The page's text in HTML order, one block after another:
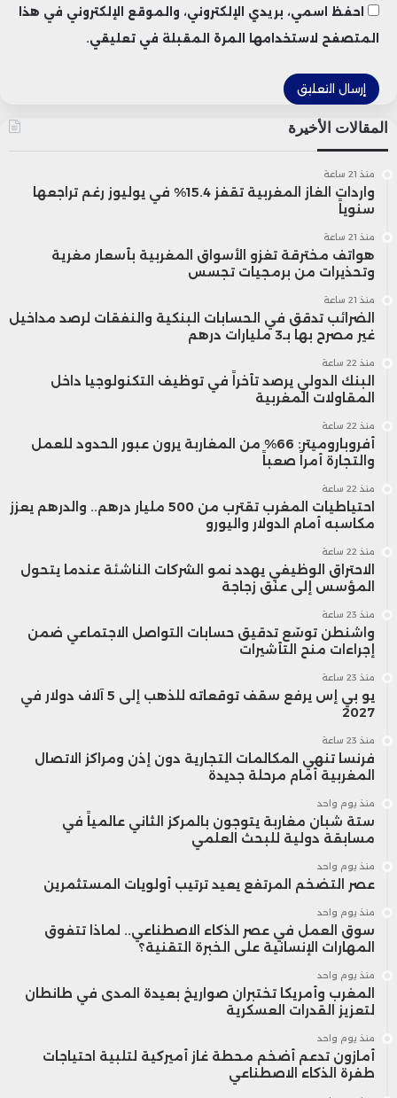
احفظ اسمي، بريدي الإلكتروني، والموقع الإلكتروني في هذا
المتصفح لاستخدامها المرة المقبلة في تعليقي.
المقالات الأخيرة
منذ 21 ساعة
واردات الغاز المغربية تقفز 15.4% في يوليوز رغم تراجعها
سنوياً
منذ 21 ساعة
هواتف مخترقة تغزو الأسواق المغربية بأسعار مغرية
وتحذيرات من برمجيات تجسس
منذ 21 ساعة
الضرائب تدقق في الحسابات البنكية والنفقات لرصد مداخيل
غير مصرح بها بـ3 مليارات درهم
منذ 22 ساعة
البنك الدولي يرصد تأخراً في توظيف التكنولوجيا داخل
المقاولات المغربية
منذ 22 ساعة
أفروباروميتر: 66% من المغاربة يرون عبور الحدود للعمل
والتجارة أمراً صعباً
منذ 22 ساعة
احتياطيات المغرب تقترب من 500 مليار درهم.. والدرهم يعزز
مكاسبه أمام الدولار واليورو
منذ 22 ساعة
الاحتراق الوظيفي يهدد نمو الشركات الناشئة عندما يتحول
المؤسس إلى عنق زجاجة
منذ 23 ساعة
واشنطن توسّع تدقيق حسابات التواصل الاجتماعي ضمن
إجراءات منح التأشيرات
منذ 23 ساعة
يو بي إس يرفع سقف توقعاته للذهب إلى 5 آلاف دولار في
2027
منذ 23 ساعة
فرنسا تنهي المكالمات التجارية دون إذن ومراكز الاتصال
المغربية أمام مرحلة جديدة
منذ يوم واحد
ستة شبان مغاربة يتوجون بالمركز الثاني عالمياً في
مسابقة دولية للبحث العلمي
منذ يوم واحد
عصر التضخم المرتفع يعيد ترتيب أولويات المستثمرين
منذ يوم واحد
سوق العمل في عصر الذكاء الاصطناعي.. لماذا تتفوق
المهارات الإنسانية على الخبرة التقنية؟
منذ يوم واحد
المغرب وأمريكا تختبران صواريخ بعيدة المدى في طانطان
لتعزيز القدرات العسكرية
منذ يوم واحد
أمازون تدعم أضخم محطة غاز أميركية لتلبية احتياجات
طفرة الذكاء الاصطناعي